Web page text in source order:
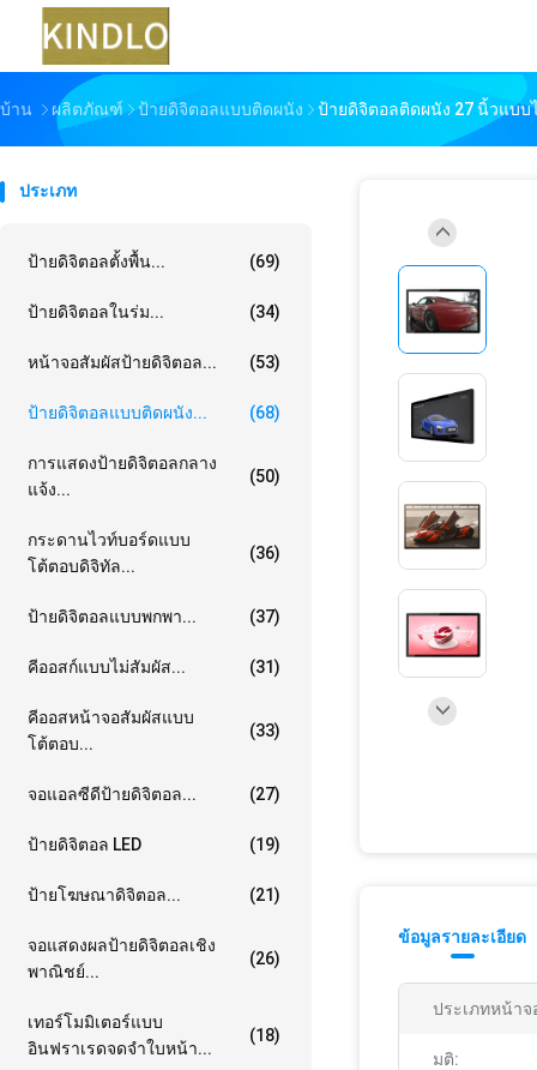
บ้าน ผลิตภัณฑ์ ป้ายดิจิตอลแบบติดผนัง ป้ายดิจิตอลติดผนัง 27 นิ้วแบ
ประเภท
ป้ายดิจิตอลตั้งพื้น... (69)
ป้ายดิจิตอลในร่ม... (34)
หน้าจอสัมผัสป้ายดิจิตอล... (53)
ป้ายดิจิตอลแบบติดผนัง... (68)
การแสดงป้ายดิจิตอลกลาง
แจ้ง...
(50)
กระดานไวท์บอร์ดแบบ
โต้ตอบดิจิทัล...
(36)
ป้ายดิจิตอลแบบพกพา... (37)
คีออสก์แบบไม่สัมผัส... (31)
คีออสหน้าจอสัมผัสแบบ
โต้ตอบ...
(33)
จอแอลซีดีป้ายดิจิตอล... (27)
ป้ายดิจิตอล LED (19)
ป้ายโฆษณาดิจิตอล... (21)
จอแสดงผลป้ายดิจิตอลเชิง
พาณิชย์...
(26)
เทอร์โมมิเตอร์แบบ
อินฟราเรดจดจำใบหน้า...
(18)
ข้อมูลรายละเอียด
ประเภทหน้าจ
มติ: